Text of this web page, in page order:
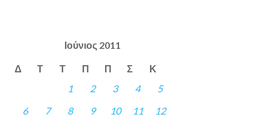
Ιούνιος 2011
Δ Τ Τ Π Π Σ Κ
1 2 3 4
5
6
7 8 9 10 11
12